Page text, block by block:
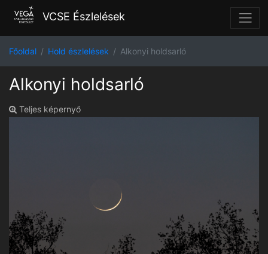
VCSE Észlelések
Főoldal Hold észlelések Alkonyi holdsarló
Alkonyi holdsarló
Teljes képernyő